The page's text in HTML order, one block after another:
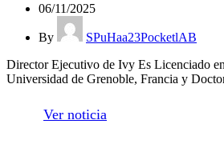
06/11/2025
By
SPuHaa23PocketlAB
Director Ejecutivo de Ivy Es Licenciado
Universidad de Grenoble, Francia y
Ver noticia